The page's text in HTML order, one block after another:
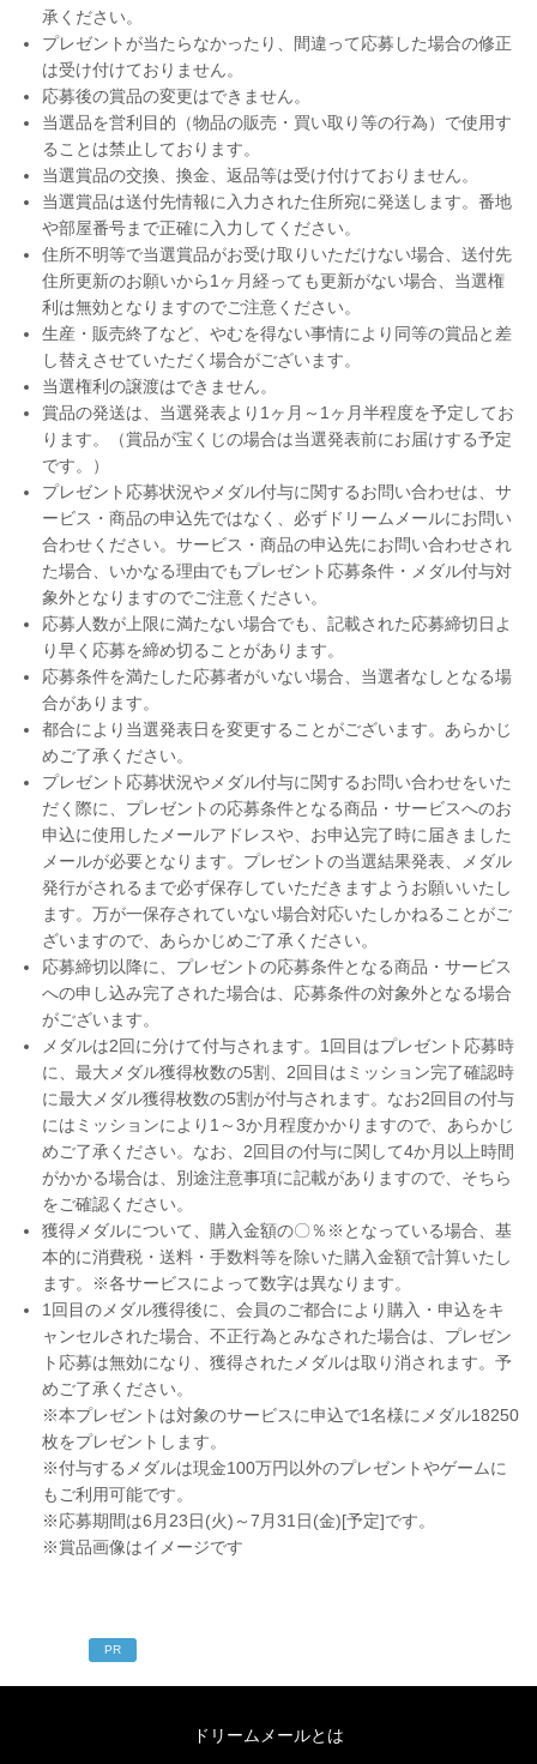
承ください。
プレゼントが当たらなかったり、間違って応募した場合の修正
は受け付けておりません。
応募後の賞品の変更はできません。
当選品を営利目的（物品の販売・買い取り等の行為）で使用す
ることは禁止しております。
当選賞品の交換、換金、返品等は受け付けておりません。
当選賞品は送付先情報に入力された住所宛に発送します。番地
や部屋番号まで正確に入力してください。
住所不明等で当選賞品がお受け取りいただけない場合、送付先
住所更新のお願いから1ヶ月経っても更新がない場合、当選権
利は無効となりますのでご注意ください。
生産・販売終了など、やむを得ない事情により同等の賞品と差
し替えさせていただく場合がございます。
当選権利の譲渡はできません。
賞品の発送は、当選発表より1ヶ月～1ヶ月半程度を予定してお
ります。（賞品が宝くじの場合は当選発表前にお届けする予定
です。）
プレゼント応募状況やメダル付与に関するお問い合わせは、サ
ービス・商品の申込先ではなく、必ずドリームメールにお問い
合わせください。サービス・商品の申込先にお問い合わせされ
た場合、いかなる理由でもプレゼント応募条件・メダル付与対
象外となりますのでご注意ください。
応募人数が上限に満たない場合でも、記載された応募締切日よ
り早く応募を締め切ることがあります。
応募条件を満たした応募者がいない場合、当選者なしとなる場
合があります。
都合により当選発表日を変更することがございます。あらかじ
めご了承ください。
プレゼント応募状況やメダル付与に関するお問い合わせをいた
だく際に、プレゼントの応募条件となる商品・サービスへのお
申込に使用したメールアドレスや、お申込完了時に届きました
メールが必要となります。プレゼントの当選結果発表、メダル
発行がされるまで必ず保存していただきますようお願いいたし
ます。万が一保存されていない場合対応いたしかねることがご
ざいますので、あらかじめご了承ください。
応募締切以降に、プレゼントの応募条件となる商品・サービス
への申し込み完了された場合は、応募条件の対象外となる場合
がございます。
メダルは2回に分けて付与されます。1回目はプレゼント応募時
に、最大メダル獲得枚数の5割、2回目はミッション完了確認時
に最大メダル獲得枚数の5割が付与されます。なお2回目の付与
にはミッションにより1～3か月程度かかりますので、あらかじ
めご了承ください。なお、2回目の付与に関して4か月以上時間
がかかる場合は、別途注意事項に記載がありますので、そちら
をご確認ください。
獲得メダルについて、購入金額の〇％※となっている場合、基
本的に消費税・送料・手数料等を除いた購入金額で計算いたし
ます。※各サービスによって数字は異なります。
1回目のメダル獲得後に、会員のご都合により購入・申込をキ
ャンセルされた場合、不正行為とみなされた場合は、プレゼン
ト応募は無効になり、獲得されたメダルは取り消されます。予
めご了承ください。
※本プレゼントは対象のサービスに申込で1名様にメダル18250
枚をプレゼントします。
※付与するメダルは現金100万円以外のプレゼントやゲームに
もご利用可能です。
※応募期間は6月23日(火)～7月31日(金)[予定]です。
※賞品画像はイメージです
PR
ドリームメールとは